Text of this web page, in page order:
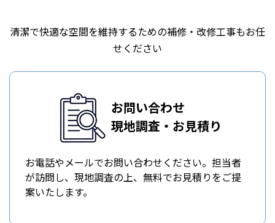
清潔で快適な空間を維持するための補修・改修工事もお任
せください
お問い合わせ
現地調査・お見積り
お電話やメールでお問い合わせください。担当者
が訪問し、現地調査の上、無料でお見積りをご提
案いたします。